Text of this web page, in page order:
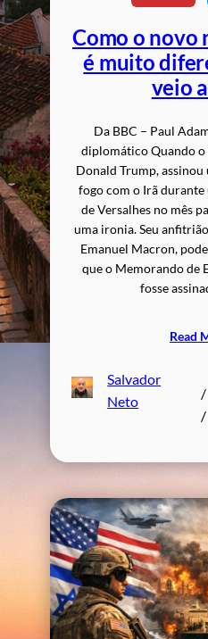
Como o novo
é muito
veio
Da BBC – Paul
diplomático Quando o
Donald Trump, assinou
fogo com o Irã
de Versalhes no mês
uma ironia. Seu
Emanuel Macron,
que o Memorando de
fosse
Read
Salvador
Neto
/
/